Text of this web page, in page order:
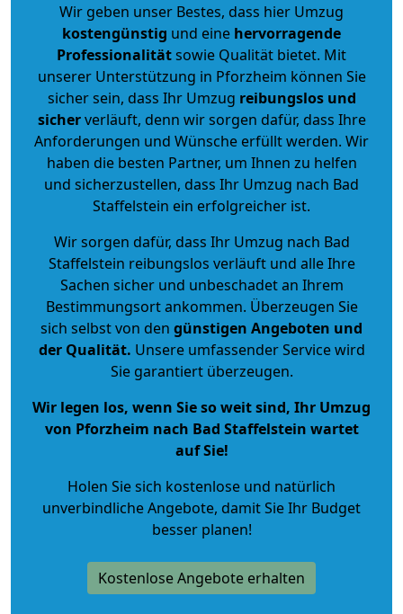
Wir geben unser Bestes, dass hier Umzug
kostengünstig und eine hervorragende
Professionalitätsowie Qualität bietet. Mit
unserer Unterstützung in Pforzheim können Sie
sicher sein, dass Ihr Umzug reibungslos und
sicherverläuft, denn wir sorgen dafür, dass Ihre
Anforderungen und Wünsche erfüllt werden. Wir
haben die besten Partner, um Ihnen zu helfen
und sicherzustellen, dass Ihr Umzug nach Bad
Staffelstein ein erfolgreicher ist.
Wir sorgen dafür, dass Ihr Umzug nach Bad
Staffelstein reibungslos verläuft und alle Ihre
Sachen sicher und unbeschadet an Ihrem
Bestimmungsort ankommen. Überzeugen Sie
sich selbst von den günstigen Angeboten und
der Qualität. Unsere umfassender Service wird
Sie garantiert überzeugen.
Wir legen los, wenn Sie so weit sind, Ihr Umzug
von Pforzheim nach Bad Staffelstein wartet
auf Sie!
Holen Sie sich kostenlose und natürlich
unverbindliche Angebote, damit Sie Ihr Budget
besser planen!
Kostenlose Angebote erhalten